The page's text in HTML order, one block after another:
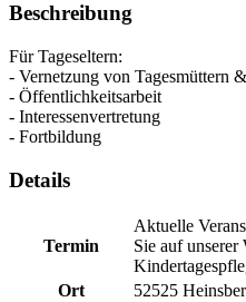
Beschreibung
Für Tageseltern:
- Vernetzung von Tagesmüttern
- Öffentlichkeitsarbeit
- Interessenvertretung
- Fortbildung
Details
Termin
Aktuelle
Sie auf
Ort
52525